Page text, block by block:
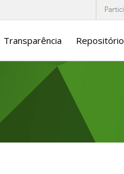
Transparência Repositório